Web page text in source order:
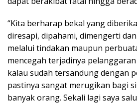
“Kita berharap bekal yang
diresapi, dipahami, dimengerti
melalui tindakan maupun
mencegah terjadinya
kalau sudah tersandung dengan
pastinya sangat merugikan bagi
banyak orang. Sekali lagi saya